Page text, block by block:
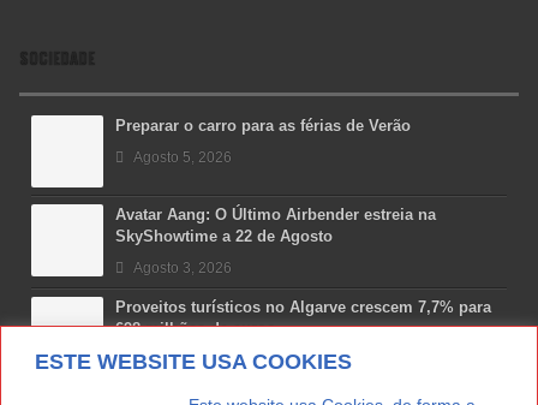
ESTE WEBSITE USA COOKIES
SOCIEDADE
Preparar o carro para as férias de Verão
Agosto 5, 2026
Avatar Aang: O Último Airbender estreia na
SkyShowtime a 22 de Agosto
Agosto 3, 2026
Proveitos turísticos no Algarve crescem 7,7% para
698 milhões de euros
Julho 31, 2026
Costa Boal Branco 2025: nova colheita reforça